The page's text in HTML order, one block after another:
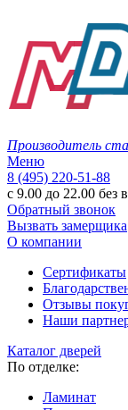
Производитель
Меню
8 (495) 220-51-88
с 9.00 до 22.00 без
Обратный звонок
Вызвать замерщика
О компании
Сертификаты
Отзывы
Наши
Каталог дверей
По отделке:
Ламинат